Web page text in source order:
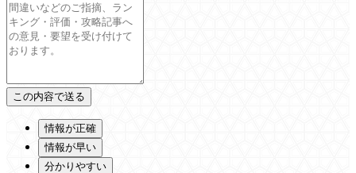
情報が正確
情報が早い
分かりやすい